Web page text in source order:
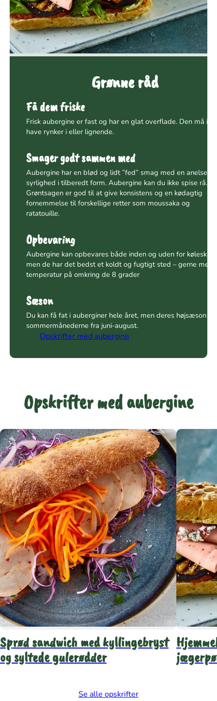
Grønne råd
Få dem friske
Frisk aubergine er fast og har en glat overflade. Den må
have rynker i eller lignende.
Smager godt sammen med
Aubergine har en blød og lidt ”fed” smag med en anelse
syrlighed i tilberedt form. Aubergine kan du ikke spise rå.
Grøntsagen er god til at give konsistens og en kødagtig
fornemmelse til forskellige retter som moussaka og
ratatouille.
Opbevaring
Aubergine kan opbevares både inden og uden for
men de har det bedst et koldt og fugtigt sted – gerne med
temperatur på omkring de 8 grader
Sæson
Du kan få fat i auberginer hele året, men deres højsæson er
sommermånederne fra juni-august.
Opskrifter med aubergine
Opskrifter med aubergine
Sprød sandwich med kyllingebryst
og syltede gulerødder
Se alle opskrifter